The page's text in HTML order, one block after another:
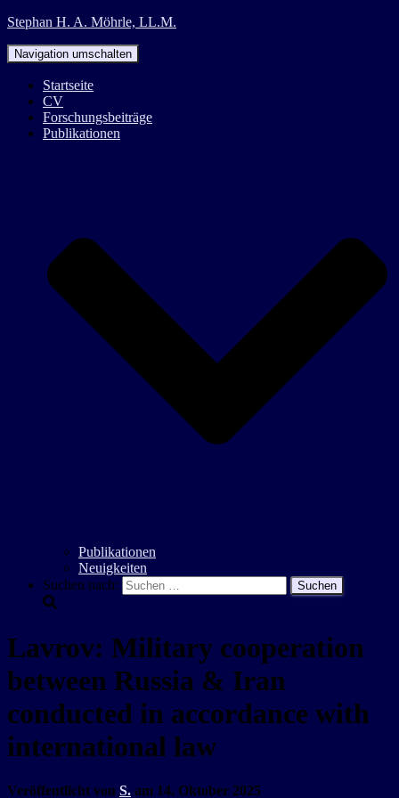
Stephan H. A. Möhrle, LL.M.
Navigation umschalten
Startseite
CV
Forschungsbeiträge
Publikationen
Publikationen
Neuigkeiten
Suchen nach:
Lavrov: Military cooperation
between Russia & Iran
conducted in accordance with
international law
Veröffentlicht von S. am 14. Oktober 2025